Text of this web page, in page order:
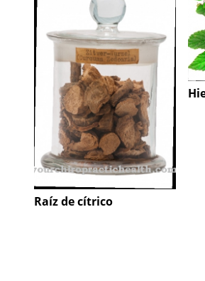
Raíz de cítrico